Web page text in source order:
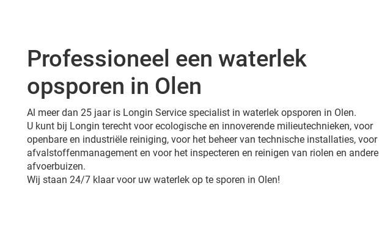
Professioneel een waterlek
opsporen in Olen
Al meer dan 25 jaar is Longin Service specialist in waterlek opsporen in Olen.
U kunt bij Longin terecht voor ecologische en innoverende milieutechnieken, voor
openbare en industriële reiniging, voor het beheer van technische installaties, voor
afvalstoffenmanagement en voor het inspecteren en reinigen van riolen en andere
afvoerbuizen.
Wij staan 24/7 klaar voor uw waterlek op te sporen in Olen!